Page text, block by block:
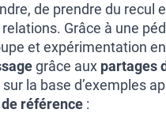
de prendre du recul
Grâce à une
et expérimentation
grâce aux partages
sur la base d’exemples
référence :